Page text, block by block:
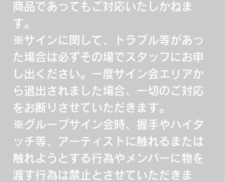
商品であってもご対応いたしかねま
す。
※サインに関して、トラブル等があっ
た場合は必ずその場でスタッフにお申
し出ください。一度サイン会エリアか
ら退出されました場合、一切のご対応
をお断りさせていただきます。
※グループサイン会時、握手やハイタ
ッチ等、アーティストに触れるまたは
触れようとする行為やメンバーに物を
渡す行為は禁止とさせていただきま